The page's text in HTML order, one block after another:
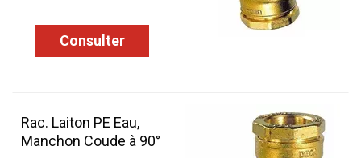
Consulter
Rac. Laiton PE Eau,
Manchon Coude à 90°